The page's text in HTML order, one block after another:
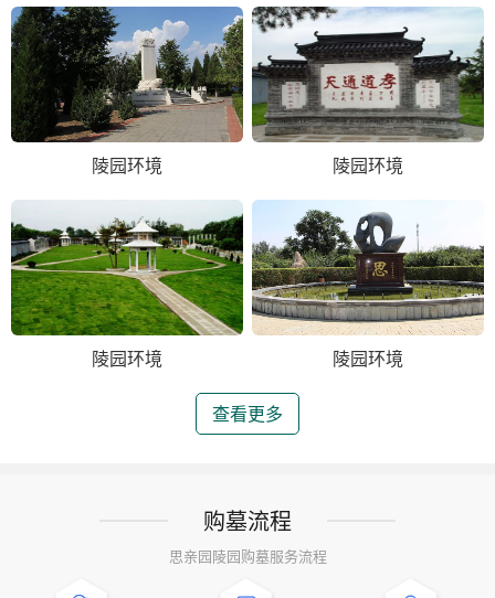
陵园环境 陵园环境
陵园环境 陵园环境
查看更多
购墓流程
思亲园陵园购墓服务流程